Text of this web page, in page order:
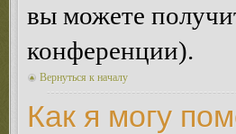
вы можете
конференции).
Вернуться к началу
Как я могу